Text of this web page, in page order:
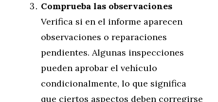
Comprueba las observaciones
Verifica si en el informe aparecen
observaciones o reparaciones
pendientes. Algunas inspecciones
pueden aprobar el vehículo
condicionalmente, lo que significa
que ciertos aspectos deben corregirse